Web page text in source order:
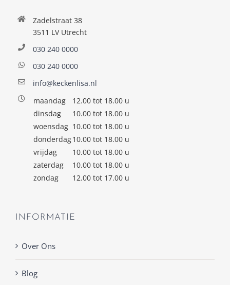
Zadelstraat 38
3511 LV Utrecht
030 240 0000
030 240 0000
info@keckenlisa.nl
maandag
12.00 tot 18.00 u
dinsdag
10.00 tot 18.00 u
woensdag 10.00 tot 18.00 u
donderdag10.00 tot 18.00 u
vrijdag
10.00 tot 18.00 u
zaterdag
10.00 tot 18.00 u
zondag
12.00 tot 17.00 u
INFORMATIE
Over Ons
Blog